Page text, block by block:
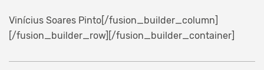
Vinícius Soares Pinto[/fusion_builder_column]
[/fusion_builder_row][/fusion_builder_container]